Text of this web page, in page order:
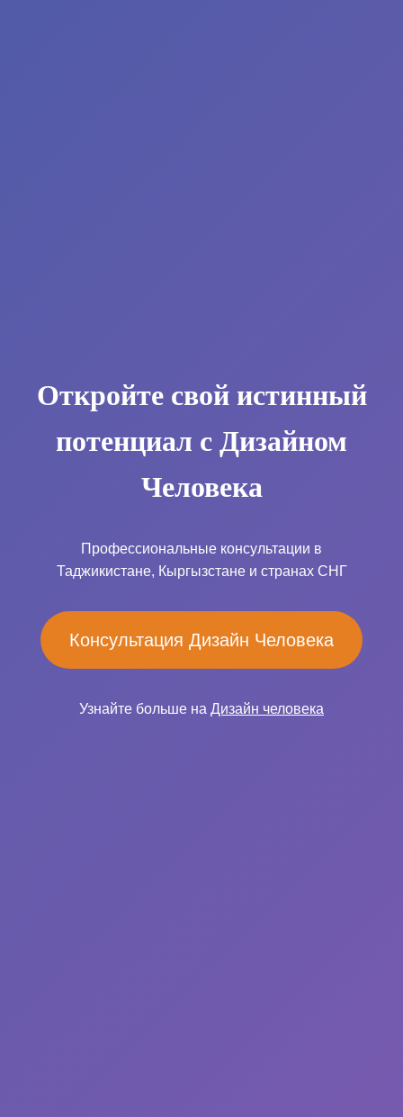
Откройте свой истинный
потенциал с Дизайном
Человека
Профессиональные консультации в
Таджикистане, Кыргызстане и странах СНГ
Консультация Дизайн Человека
Узнайте больше на Дизайн человека